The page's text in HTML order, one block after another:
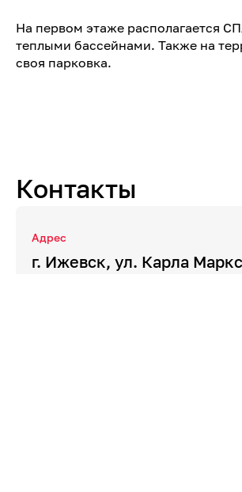
На первом этаже располагается
теплыми бассейнами. Также на
своя парковка.
Контакты
Адрес
г. Ижевск, ул. Карла